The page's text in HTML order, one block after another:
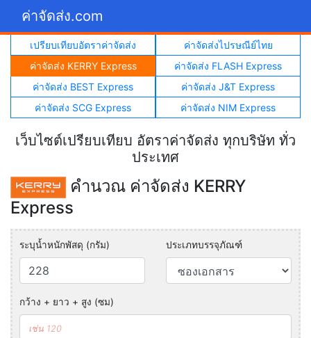
ค่าจัดส่ง.com
เปรียบเทียบอัตราค่าจัดส่ง
ค่าจัดส่งไปรษณีย์ไทย
ค่าจัดส่ง KERRY Express
ค่าจัดส่ง FLASH Express
ค่าจัดส่ง BEST Express
ค่าจัดส่ง J&T Express
ค่าจัดส่ง SCG Express
ค่าจัดส่ง NIM Express
เว็บไซต์เปรียบเทียบ อัตราค่าจัดส่ง ทุกบริษัท ทั่ว
ประเทศ
คำนวณ ค่าจัดส่ง KERRY
Express
ระบุน้ำหนักพัสดุ (กรัม) ประเภทบรรจุภัณฑ์
กว้าง + ยาว + สูง (ซม)